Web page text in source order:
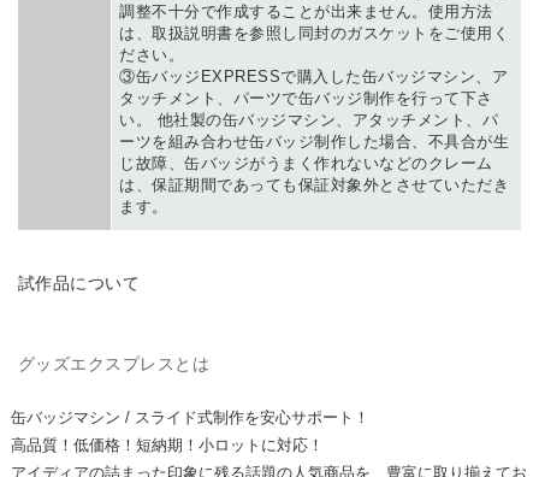
調整不十分で作成することが出来ません。使用方法
は、取扱説明書を参照し同封のガスケットをご使用く
ださい。
③缶バッジEXPRESSで購入した缶バッジマシン、ア
タッチメント、パーツで缶バッジ制作を行って下さ
い。 他社製の缶バッジマシン、アタッチメント、パ
ーツを組み合わせ缶バッジ制作した場合、不具合が生
じ故障、缶バッジがうまく作れないなどのクレーム
は、保証期間であっても保証対象外とさせていただき
ます。
試作品について
グッズエクスプレスとは
缶バッジマシン / スライド式制作を安心サポート！
高品質！低価格！短納期！ 小ロットに対応！
アイディアの詰まった印象に残る話題の人気商品を、豊富に取り揃えてお